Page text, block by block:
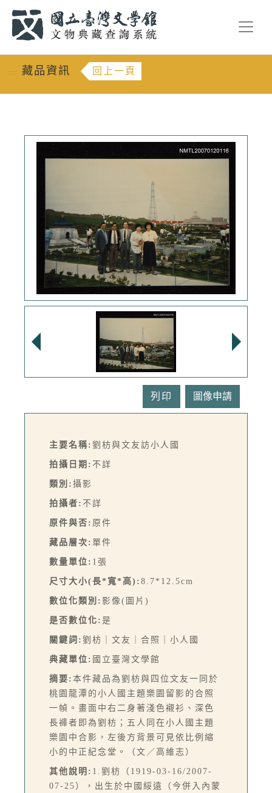
::: 藏品資訊 回上一頁
列印
主要名稱: 劉枋與文友訪小人國
拍攝日期: 不詳
類別: 攝影
拍攝者: 不詳
原件與否: 原件
藏品層次: 單件
數量單位: 1張
尺寸大小(長*寬*高): 8.7*12.5cm
數位化類別: 影像(圖片)
是否數位化: 是
關鍵詞: 劉枋｜文友｜合照｜小人國
典藏單位: 國立臺灣文學館
摘要: 本件藏品為劉枋與四位文友一同於
桃園龍潭的小人國主題樂園留影的合照
一幀。畫面中右二身著淺色襯衫、深色
長褲者即為劉枋；五人同在小人國主題
樂園中合影，左後方背景可見依比例縮
小的中正紀念堂。（文／高維志）
其他說明: 1.劉枋（1919-03-16/2007-
07-25），出生於中國綏遠（今併入內蒙